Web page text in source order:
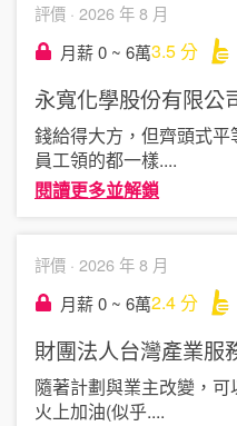
評價 · 2026 年 8 月
月薪 0 ~ 6萬3.5分
永寬化學股份有限公
錢給得大方，但齊頭式
員工領的都一樣....
閱讀更多並解鎖
評價 · 2026 年 8 月
月薪 0 ~ 6萬2.4分
財團法人台灣產業服
隨著計劃與業主改變，
火上加油(似乎....